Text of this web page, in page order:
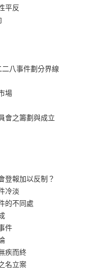
平反
八事件劃分界線
場
會之籌劃與成立
登報加以反制？
冷淡
的不同處
件
疾而終
名立案